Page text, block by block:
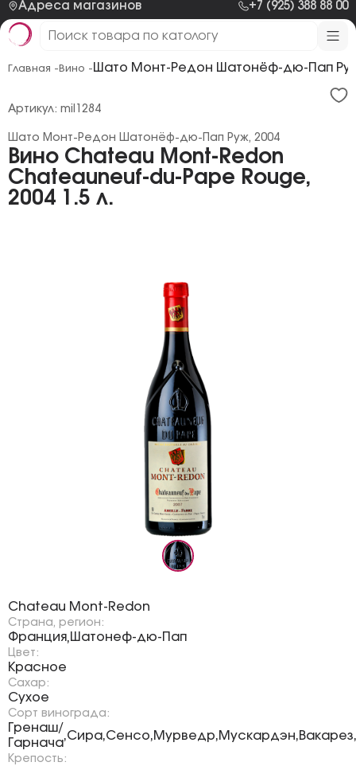
Адреса магазинов +7 (925) 388 88 00
Главная - Вино - Шато Монт-Редон Шатонёф-дю-Пап
Вино Chateau Mont-Redon
Chateauneuf-du-Pape Rouge,
2004 1.5 л.
Шато Монт-Редон Шатонёф-дю-Пап Руж, 2004
Артикул: mil1284
Chateau Mont-Redon
Страна, регион:
Франция,Шатонеф-дю-Пап
Цвет:
Красное
Сахар:
Сухое
Сорт винограда:
Гренаш/
Гарнача
,Сира,Сенсо,Мурведр,Мускардэн,Вакарез,
Крепость: